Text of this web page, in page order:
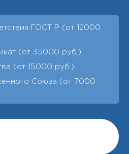
ГОСТ Р (от 12000
(от 35000 руб.)
(от 15000 руб.)
Союза (от 7000